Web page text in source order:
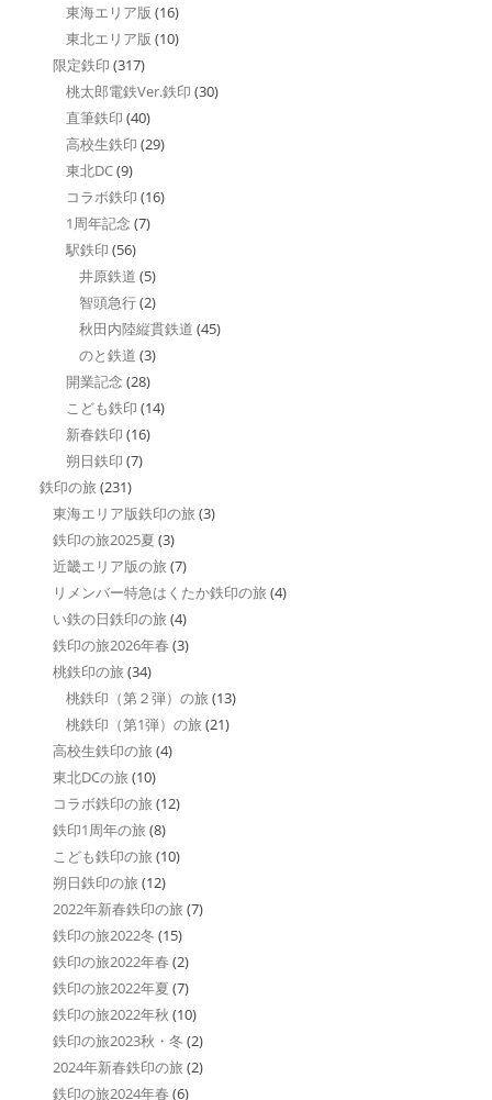
東海エリア版 (16)
東北エリア版 (10)
限定鉄印 (317)
桃太郎電鉄Ver.鉄印 (30)
直筆鉄印 (40)
高校生鉄印 (29)
東北DC(9)
コラボ鉄印 (16)
1周年記念 (7)
駅鉄印 (56)
井原鉄道 (5)
智頭急行(2)
秋田内陸縦貫鉄道 (45)
のと鉄道 (3)
開業記念 (28)
こども鉄印 (14)
新春鉄印 (16)
朔日鉄印 (7)
鉄印の旅 (231)
東海エリア版鉄印の旅 (3)
鉄印の旅2025夏 (3)
近畿エリア版の旅 (7)
リメンバー特急はくたか鉄印の旅 (4)
い鉄の日鉄印の旅 (4)
鉄印の旅2026年春 (3)
桃鉄印の旅 (34)
桃鉄印（第２弾）の旅 (13)
桃鉄印（第1弾）の旅 (21)
高校生鉄印の旅 (4)
東北DCの旅 (10)
コラボ鉄印の旅 (12)
鉄印1周年の旅 (8)
こども鉄印の旅 (10)
朔日鉄印の旅 (12)
2022年新春鉄印の旅 (7)
鉄印の旅2022冬 (15)
鉄印の旅2022年春 (2)
鉄印の旅2022年夏 (7)
鉄印の旅2022年秋 (10)
鉄印の旅2023秋・冬 (2)
2024年新春鉄印の旅 (2)
鉄印の旅2024年春 (6)